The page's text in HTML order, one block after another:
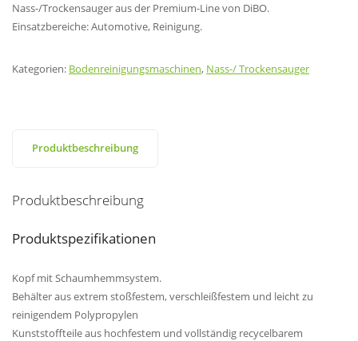
Nass-/Trockensauger aus der Premium-Line von DiBO.
Einsatzbereiche: Automotive, Reinigung.
Kategorien: Bodenreinigungsmaschinen, Nass-/ Trockensauger
Produktbeschreibung
Produktbeschreibung
Produktspezifikationen
Kopf mit Schaumhemmsystem.
Behälter aus extrem stoßfestem, verschleißfestem und leicht zu
reinigendem Polypropylen
Kunststoffteile aus hochfestem und vollständig recycelbarem